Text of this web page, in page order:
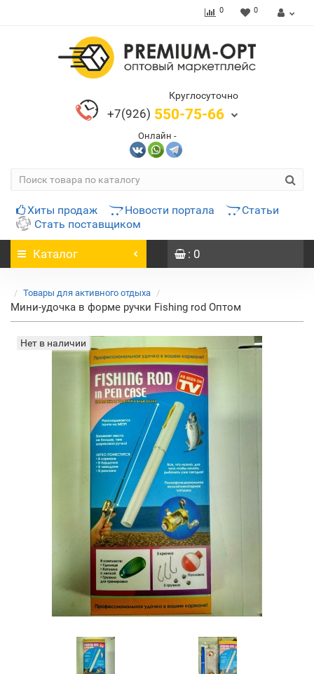
0 0
Круглосуточно
+7(926) 550-75-66
Онлайн -
Хиты продаж Новости портала
Статьи
Стать поставщиком
Каталог : 0
Товары для активного отдыха
Мини-удочка в форме ручки Fishing rod Оптом
Нет в наличии